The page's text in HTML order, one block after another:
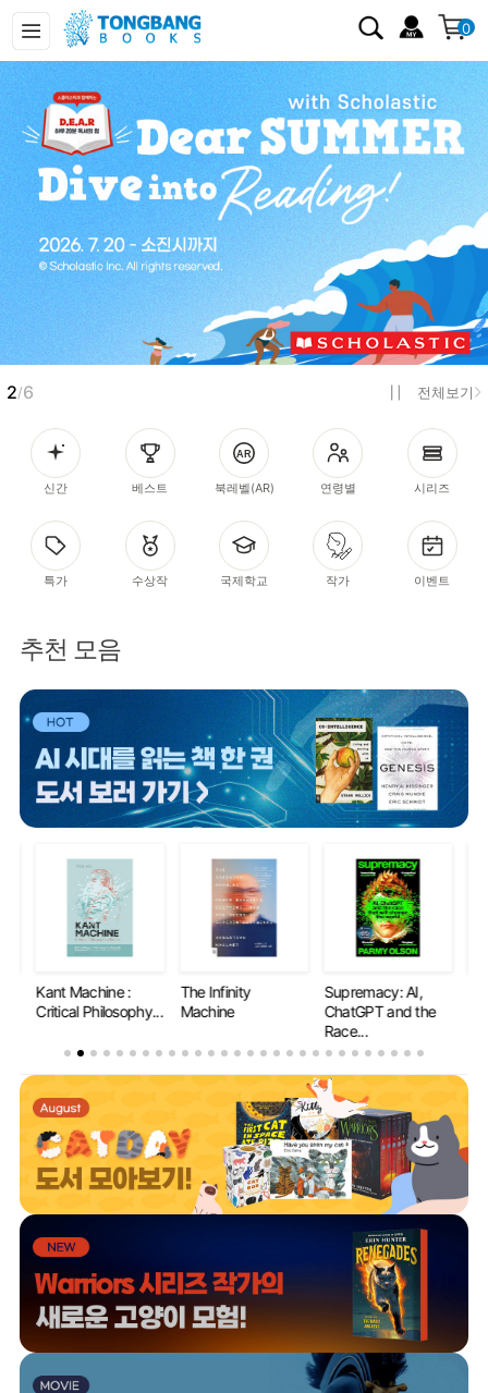
0
2/6 전체보기
신간 베스트 북레벨(AR) 연령별 시리즈
특가 수상작 국제학교 작가 이벤트
추천 모음
Kant Machine :
Critical Philosophy...
The Infinity
Machine
Supremacy: AI,
ChatGPT and the
Race...